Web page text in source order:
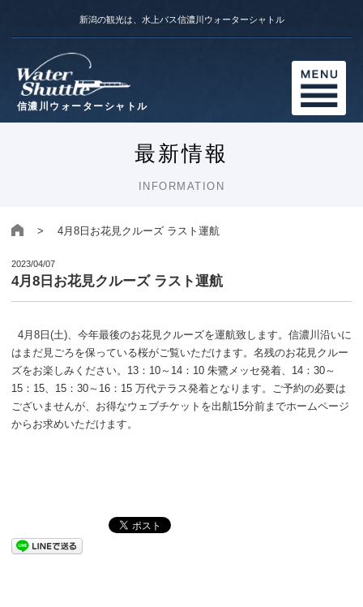
新潟の観光は、水上バス信濃川ウォーターシャトル
信濃川ウォーターシャトル
最新情報
INFORMATION
> 4月8日お花見クルーズ ラスト運航
2023/04/07
4月8日お花見クルーズ ラスト運航
4月8日(土)、今年最後のお花見クルーズを運航致します。信濃川沿いに
はまだ見ごろを保っている桜がご覧いただけます。名残のお花見クルー
ズをお楽しみください。13：10～14：10 朱鷺メッセ発着、14：30～
15：15、15：30～16：15 万代テラス発着となります。ご予約の必要は
ございませんが、お得なウェブチケットを出航15分前までホームページ
からお求めいただけます。